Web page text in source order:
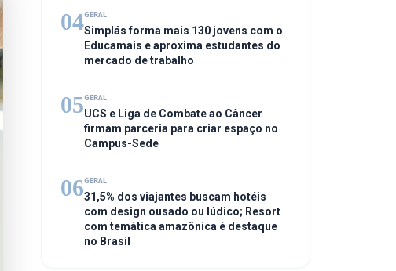
04GERAL
Simplás forma mais 130 jovens com o
Educamais e aproxima estudantes do
mercado de trabalho
05GERAL
UCS e Liga de Combate ao Câncer
firmam parceria para criar espaço no
Campus-Sede
06GERAL
31,5% dos viajantes buscam hotéis
com design ousado ou lúdico; Resort
com temática amazônica é destaque
no Brasil